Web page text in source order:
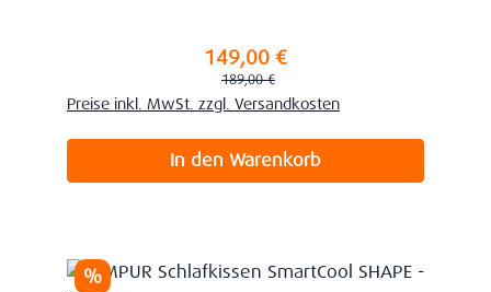
149,00 €
Regulärer Preis:
189,00 €
Preise inkl. MwSt. zzgl. Versandkosten
In den Warenkorb
Rabatt
%